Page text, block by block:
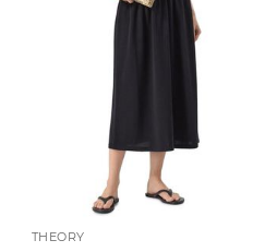
THEORY